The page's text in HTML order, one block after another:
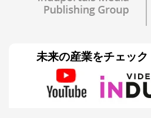
未来の産業をチェック